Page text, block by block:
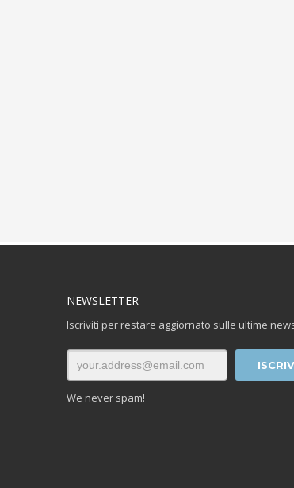
NEWSLETTER
Iscriviti per restare aggiornato sulle ultime
We never spam!